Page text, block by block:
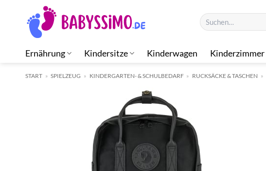
springen
Suchen
nach:
Ernährung Kindersitze Kinderwagen Kinderzimmer
START » SPIELZEUG » KINDERGARTEN- & SCHULBEDARF » RUCKSÄCKE & TASCHEN »